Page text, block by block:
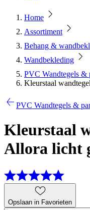
Home
Assortiment
Behang &
Wandbekleding
PVC Wandtegels &
Kleurstaal
PVC Wandtegels &
Kleurstaal
Allora licht
Opslaan in Favorieten